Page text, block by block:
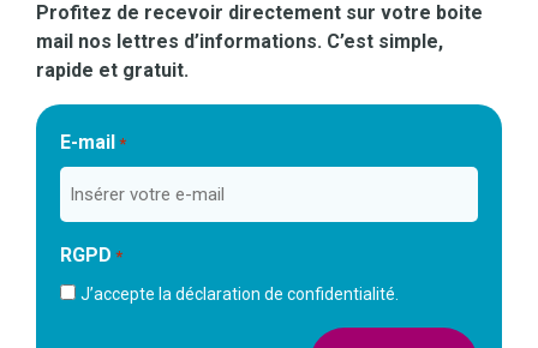
Profitez de recevoir directement sur votre boite
mail nos lettres d’informations. C’est simple,
rapide et gratuit.
E-mail *
RGPD *
J’accepte la déclaration de confidentialité.